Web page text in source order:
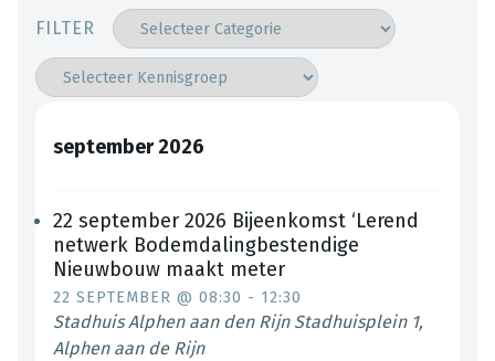
FILTER
september 2026
22 september 2026 Bijeenkomst ‘Lerend
netwerk Bodemdalingbestendige
Nieuwbouw maakt meter
22 SEPTEMBER @ 08:30 - 12:30
Stadhuis Alphen aan den Rijn Stadhuisplein 1,
Alphen aan de Rijn